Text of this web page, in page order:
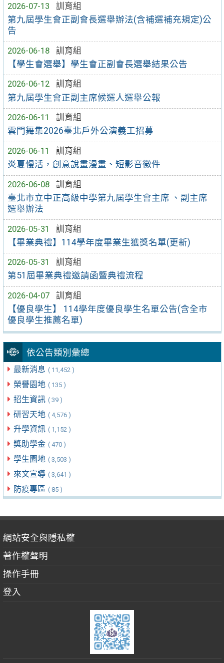
2026-07-13
訓育組
第九屆學生會正副會長選舉辦法(含補選補充規定)公
告
2026-06-18
訓育組
【學生會選舉】學生會正副會長選舉結果公告
2026-06-12
訓育組
第九屆學生會正副主席候選人選舉公報
2026-06-11
訓育組
雲門舞集2026臺北戶外公演義工招募
2026-06-11
訓育組
炎夏慢活，創意說畫漫畫、短影音徵件
2026-06-08
訓育組
臺北市立中正高級中學第九屆學生會主席 、副主席
選舉辦法
2026-05-31
訓育組
【畢業典禮】114學年度畢業生獲獎名單(更新)
2026-05-31
訓育組
第51屆畢業典禮邀請函暨典禮流程
2026-04-07
訓育組
【優良學生】 114學年度優良學生名單公告(含全市
優良學生推薦名單)
依公告類別彙總
最新消息 ( 11,452 )
榮譽園地 ( 135 )
招生資訊 ( 39 )
研習天地 ( 4,576 )
升學資訊 ( 1,152 )
獎助學金 ( 470 )
學生園地 ( 3,503 )
來文宣導 ( 3,641 )
防疫專區 ( 85 )
網站安全與隱私權
著作權聲明
操作手冊
登入